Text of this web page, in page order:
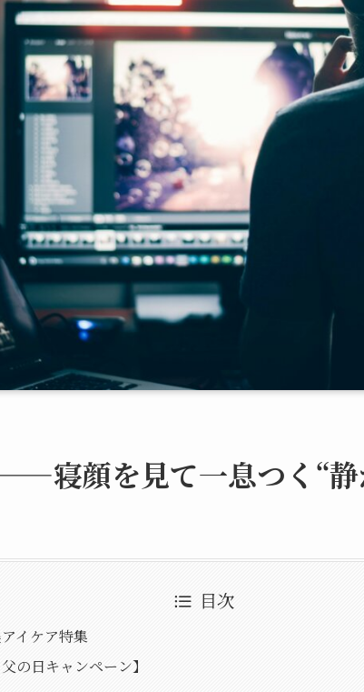
寝顔を見て一息つく“静
目次
イケア特集
の日キャンペーン】